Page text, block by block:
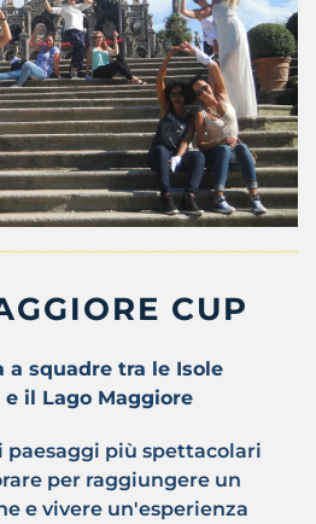
CUP
a squadre tra le Isole
e il Lago Maggiore
paesaggi più spettacolari
per raggiungere un
e vivere un'esperienza